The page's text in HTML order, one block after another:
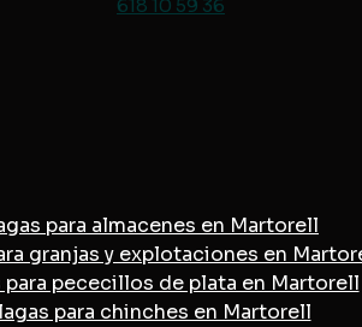
618 10 59 36
para almacenes en Martorell
granjas y explotaciones en
pececillos de plata en Martorell
para chinches en Martorell